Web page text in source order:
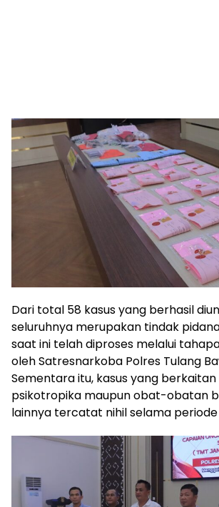
Dari total 58 kasus yang berhasil
seluruhnya merupakan tindak
saat ini telah diproses melalui
oleh Satresnarkoba Polres Tulang
Sementara itu, kasus yang
psikotropika maupun obat-obatan
lainnya tercatat nihil selama